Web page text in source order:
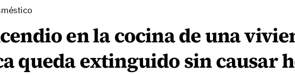
en la cocina de una
queda extinguido sin causar